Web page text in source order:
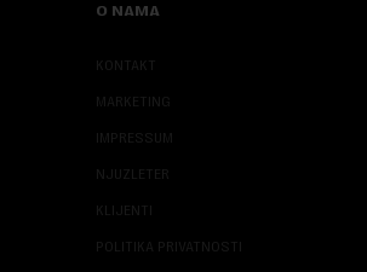
O NAMA
KONTAKT
MARKETING
IMPRESSUM
NJUZLETER
KLIJENTI
POLITIKA PRIVATNOSTI